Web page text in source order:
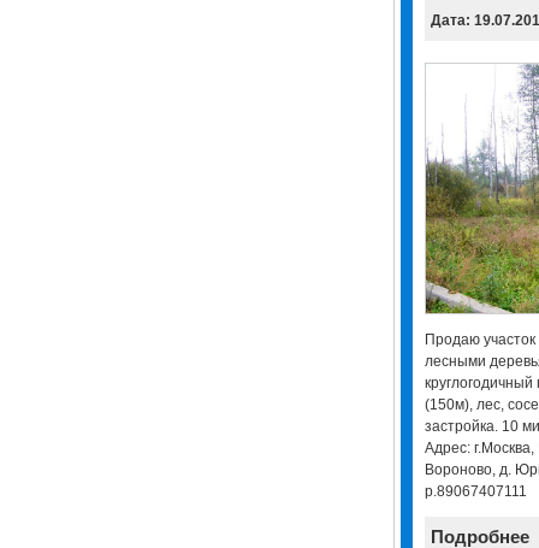
Дата:
Продаю
лесными
(150м), лес,
застройка. 10
Адрес:
Вороново, д.
р.89067407111
Подробнее